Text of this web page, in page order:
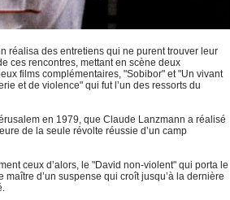
réalisa des entretiens qui ne purent trouver leur
ces rencontres, mettant en scène deux
films complémentaires, "Sobibor" et "Un vivant
et de violence" qui fut l’un des ressorts du
en 1979, que Claude Lanzmann a réalisé
de la seule révolte réussie d’un camp
ceux d’alors, le "David non-violent" qui porta le
d’un suspense qui croît jusqu’à la dernière